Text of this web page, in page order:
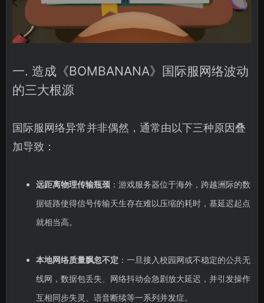
一. 造成《BOMBANANA》国际服网络波动
的三大根源
国际服网络异常并非偶然，通常由以下三种原因叠
加导致：
远距离物理传输瓶颈：游戏服务器位于海外，跨越洲际的数
据链路使得信号传输天生存在难以压缩的耗时，基延迟起点
就相当高。
本地网络质量飘忽不定 ：一旦接入校园网或不稳定的公共无
线网，数据包丢失、网络抖动会急剧放大延迟，并引发操作
互相同步失灵、语音断续等一系列并发症。